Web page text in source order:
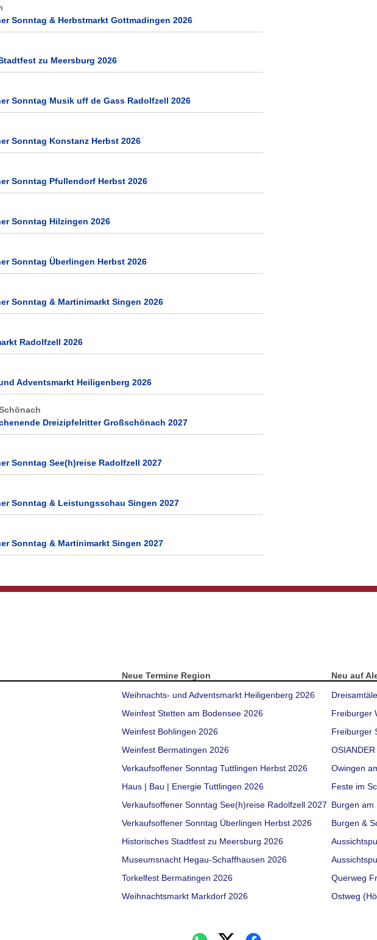
Sonntag & Herbstmarkt Gottmadingen 2026
zu Meersburg 2026
Sonntag Musik uff de Gass Radolfzell 2026
Sonntag Konstanz Herbst 2026
Sonntag Pfullendorf Herbst 2026
Sonntag Hilzingen 2026
Sonntag Überlingen Herbst 2026
Sonntag & Martinimarkt Singen 2026
Radolfzell 2026
Adventsmarkt Heiligenberg 2026
Dreizipfelritter Großschönach 2027
Sonntag See(h)reise Radolfzell 2027
Sonntag & Leistungsschau Singen 2027
Sonntag & Martinimarkt Singen 2027
Neue Termine Region
Weihnachts- und Adventsmarkt Heiligenberg 2026
Weinfest Stetten am Bodensee 2026
Weinfest Bohlingen 2026
Weinfest Bermatingen 2026
Verkaufsoffener Sonntag Tuttlingen Herbst 2026
Haus | Bau | Energie Tuttlingen 2026
Verkaufsoffener Sonntag See(h)reise Radolfzell 2027
Verkaufsoffener Sonntag Überlingen Herbst 2026
Historisches Stadtfest zu Meersburg 2026
Museumsnacht Hegau-Schaffhausen 2026
Torkelfest Bermatingen 2026
Weihnachtsmarkt Markdorf 2026
Neu auf
Freiburger
Freiburger
Owingen
Feste im
Burgen am
Burgen &
Querweg
Ostweg